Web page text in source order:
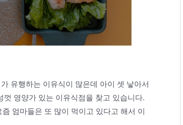
유행하는 이유식이 많은데 아이 셋 낳아서
영양가 있는 이유식점을 찾고 있습니다.
엄마들은 또 많이 먹이고 있다고 해서 이